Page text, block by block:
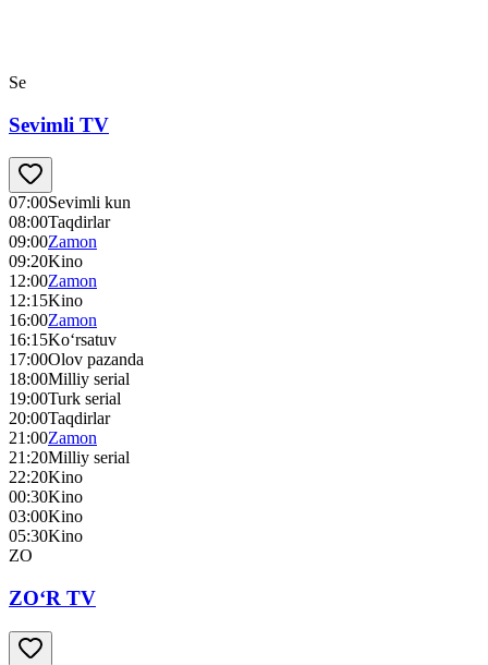
Se
Sevimli TV
07:00Sevimli kun
08:00Taqdirlar
09:00Zamon
09:20Kino
12:00Zamon
12:15Kino
16:00Zamon
16:15Ko‘rsatuv
17:00Olov pazanda
18:00Milliy serial
19:00Turk serial
20:00Taqdirlar
21:00Zamon
21:20Milliy serial
22:20Kino
00:30Kino
03:00Kino
05:30Kino
ZO
ZO‘R TV